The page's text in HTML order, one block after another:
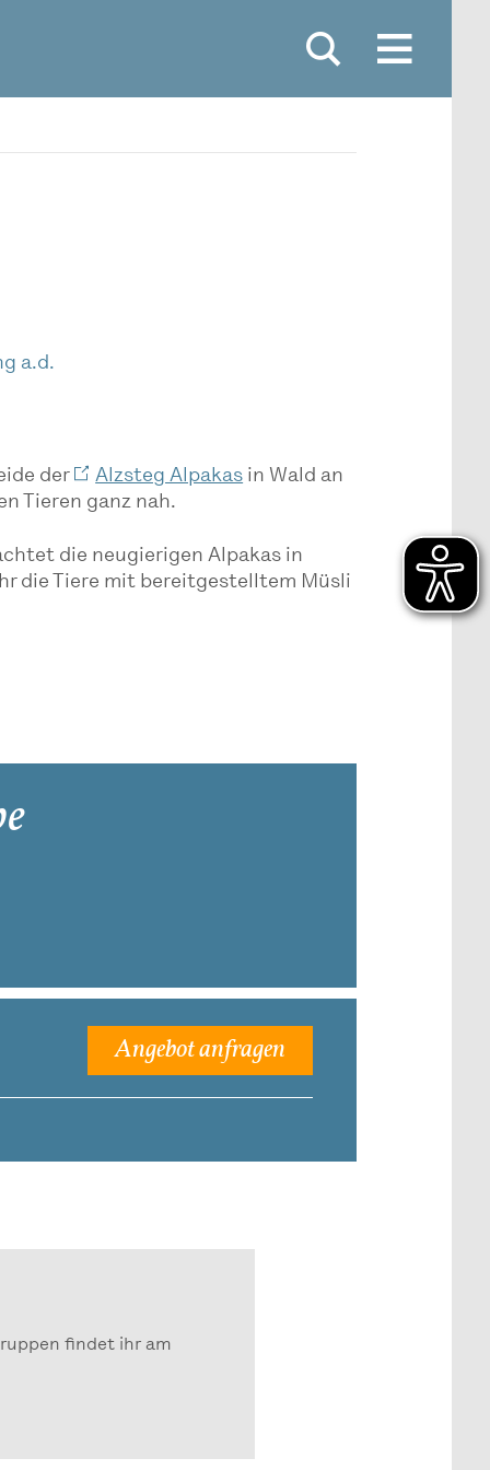
a.d.
der Alzsteg Alpakas in Wald an
Tieren ganz nah.
die neugierigen Alpakas in
die Tiere mit bereitgestelltem Müsli
Angebot anfragen
findet ihr am